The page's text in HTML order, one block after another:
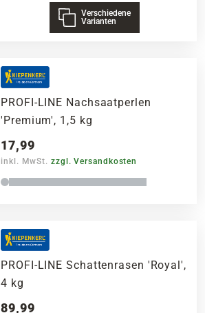
Verschiedene
Varianten
PROFI-LINE Nachsaatperlen
'Premium', 1,5 kg
17,99
inkl. MwSt. zzgl. Versandkosten
PROFI-LINE Schattenrasen 'Royal',
4 kg
89,99